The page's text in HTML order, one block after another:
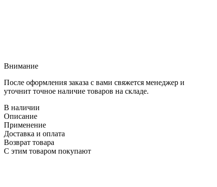
Внимание
После оформления заказа с вами свяжется менеджер и
уточнит точное наличие товаров на складе.
В наличии
Описание
Применение
Доставка и оплата
Возврат товара
С этим товаром покупают